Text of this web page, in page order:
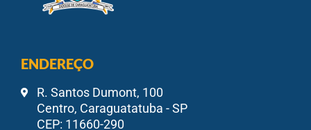
ENDEREÇO
R. Santos Dumont, 100
Centro, Caraguatatuba - SP
CEP: 11660-290